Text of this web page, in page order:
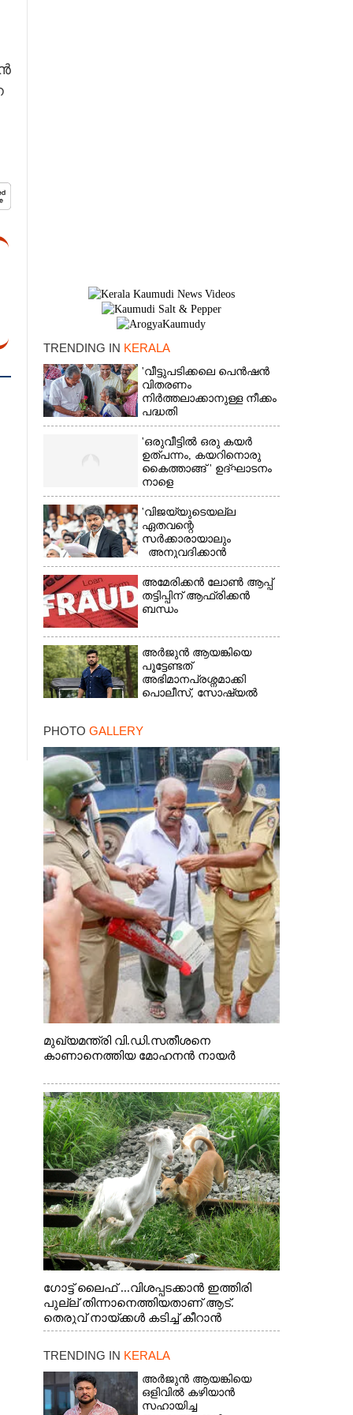
TRENDING IN KERALA
'വീട്ടുപടിക്കലെ പെൻഷൻ
വിതരണം
നിർത്തലാക്കാനുള്ള നീക്കം
പദ്ധതി
അവസാനിപ്പിക്കാനുള്ള
യുഡിഎഫ് അജണ്ടയുടെ
ആദ്യപടി'
'ഒരുവീട്ടിൽ ഒരു കയർ
ഉത്പന്നം, കയറിനൊരു
കൈത്താങ്ങ് ' ഉദ്ഘാടനം
നാളെ
'വിജയ്‌യുടെയല്ല
ഏതവന്റെ
സർക്കാരായാലും
അനുവദിക്കാൻ
കഴിയില്ല;
മുല്ലപ്പെരിയാറിന്റെ
വെള്ളം കൂട്ടുന്നത്
മനസിൽ വച്ചാൽമതി'
അമേരിക്കൻ ലോൺ ആപ്പ്
തട്ടിപ്പിന് ആഫ്രിക്കൻ
ബന്ധം
അർജുൻ ആയങ്കിയെ
പൂട്ടേണ്ടത്
അഭിമാനപ്രശ്നമാക്കി
പൊലീസ്, സാേഷ്യൽ
PHOTO GALLERY
മുഖ്യമന്ത്രി വി.ഡി.സതീശനെ
കാണാനെത്തിയ മോഹനൻ നായർ
ഗോട്ട് ലൈഫ് ...വിശപ്പടക്കാൻ ഇത്തിരി
പുല്ല് തിന്നാനെത്തിയതാണ് ആട്.
തെരുവ് നായ്ക്കൾ കടിച്ച് കീറാൻ
വന്നതോടെ വയറിന്റെ ആന്തൽ മറന്ന്
വാത്തുരുത്തിയിൽ നിന്നുള്ള കാഴ്ച
TRENDING IN KERALA
അർജുൻ ആയങ്കിയെ
ഒളിവിൽ കഴിയാൻ
സഹായിച്ച
×